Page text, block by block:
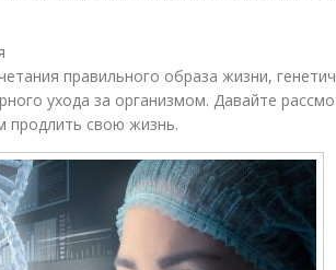
правильного образа жизни,
ухода за организмом. Давайте
продлить свою жизнь.